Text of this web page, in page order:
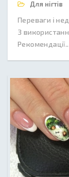
Для нігтів
Переваги і
З